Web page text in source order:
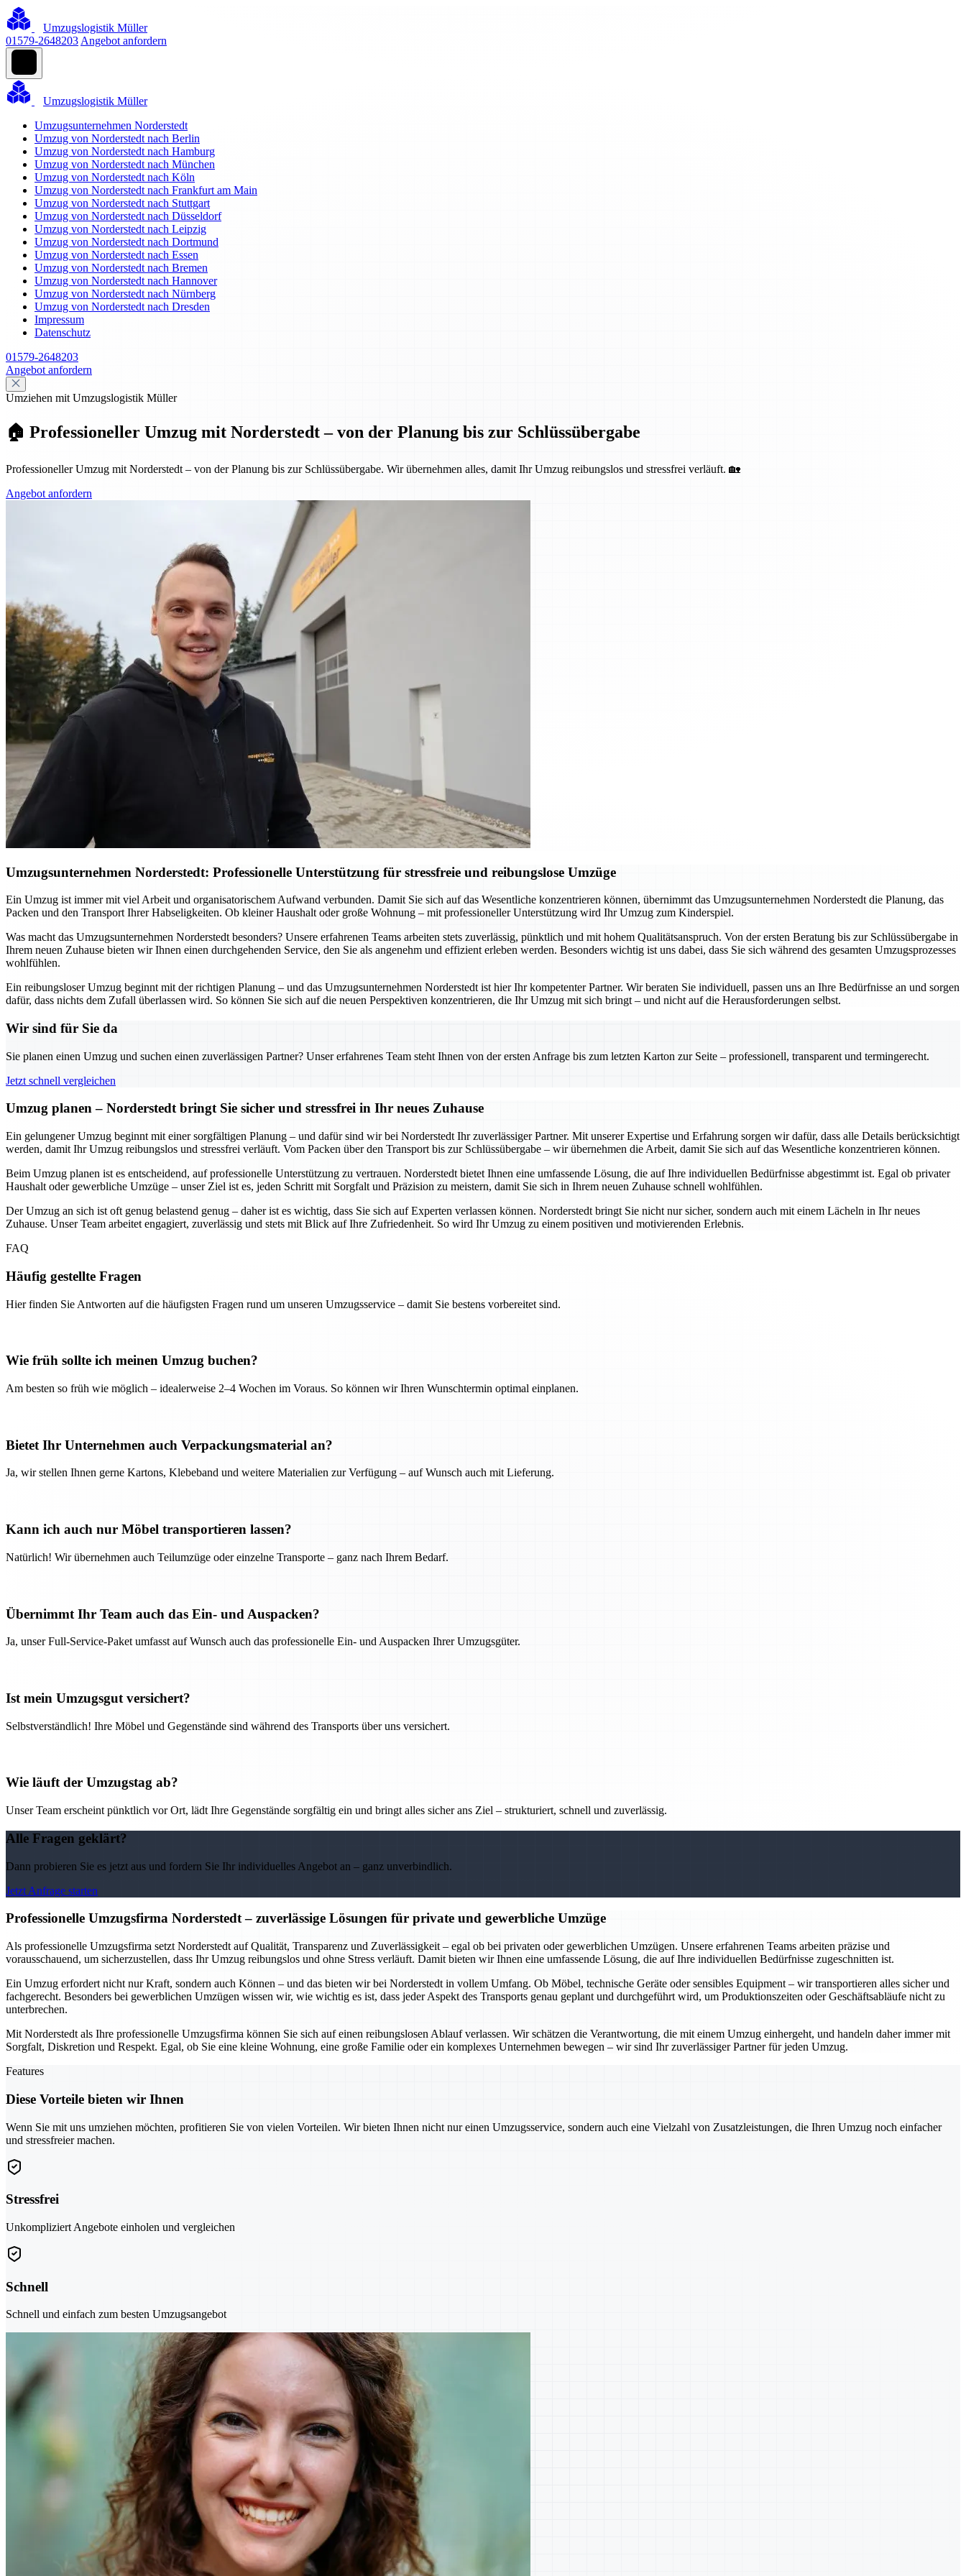
Umzugslogistik Müller
01579-2648203 Angebot anfordern
Umzugslogistik Müller
Umzugsunternehmen Norderstedt
Umzug von Norderstedt nach Berlin
Umzug von Norderstedt nach Hamburg
Umzug von Norderstedt nach München
Umzug von Norderstedt nach Köln
Umzug von Norderstedt nach Frankfurt am Main
Umzug von Norderstedt nach Stuttgart
Umzug von Norderstedt nach Düsseldorf
Umzug von Norderstedt nach Leipzig
Umzug von Norderstedt nach Dortmund
Umzug von Norderstedt nach Essen
Umzug von Norderstedt nach Bremen
Umzug von Norderstedt nach Hannover
Umzug von Norderstedt nach Nürnberg
Umzug von Norderstedt nach Dresden
Impressum
Datenschutz
01579-2648203
Angebot anfordern
Umziehen mit Umzugslogistik Müller
🏠 Professioneller Umzug mit Norderstedt – von der Planung bis zur Schlüssübergabe
Professioneller Umzug mit Norderstedt – von der Planung bis zur Schlüssübergabe. Wir übernehmen alles, damit Ihr Umzug reibungslos und stressfrei verläuft. 🏡
Angebot anfordern
Umzugsunternehmen Norderstedt: Professionelle Unterstützung für stressfreie und reibungslose Umzüge
Ein Umzug ist immer mit viel Arbeit und organisatorischem Aufwand verbunden. Damit Sie sich auf das Wesentliche konzentrieren können, übernimmt das Umzugsunternehmen Norderstedt die Planung, das
Packen und den Transport Ihrer Habseligkeiten. Ob kleiner Haushalt oder große Wohnung – mit professioneller Unterstützung wird Ihr Umzug zum Kinderspiel.
Was macht das Umzugsunternehmen Norderstedt besonders? Unsere erfahrenen Teams arbeiten stets zuverlässig, pünktlich und mit hohem Qualitätsanspruch. Von der ersten Beratung bis zur Schlüssübergabe in
Ihrem neuen Zuhause bieten wir Ihnen einen durchgehenden Service, den Sie als angenehm und effizient erleben werden. Besonders wichtig ist uns dabei, dass Sie sich während des gesamten Umzugsprozesses
wohlfühlen.
Ein reibungsloser Umzug beginnt mit der richtigen Planung – und das Umzugsunternehmen Norderstedt ist hier Ihr kompetenter Partner. Wir beraten Sie individuell, passen uns an Ihre Bedürfnisse an und sorgen
dafür, dass nichts dem Zufall überlassen wird. So können Sie sich auf die neuen Perspektiven konzentrieren, die Ihr Umzug mit sich bringt – und nicht auf die Herausforderungen selbst.
Wir sind für Sie da
Sie planen einen Umzug und suchen einen zuverlässigen Partner? Unser erfahrenes Team steht Ihnen von der ersten Anfrage bis zum letzten Karton zur Seite – professionell, transparent und termingerecht.
Jetzt schnell vergleichen
Umzug planen – Norderstedt bringt Sie sicher und stressfrei in Ihr neues Zuhause
Ein gelungener Umzug beginnt mit einer sorgfältigen Planung – und dafür sind wir bei Norderstedt Ihr zuverlässiger Partner. Mit unserer Expertise und Erfahrung sorgen wir dafür, dass alle Details berücksichtigt
werden, damit Ihr Umzug reibungslos und stressfrei verläuft. Vom Packen über den Transport bis zur Schlüssübergabe – wir übernehmen die Arbeit, damit Sie sich auf das Wesentliche konzentrieren können.
Beim Umzug planen ist es entscheidend, auf professionelle Unterstützung zu vertrauen. Norderstedt bietet Ihnen eine umfassende Lösung, die auf Ihre individuellen Bedürfnisse abgestimmt ist. Egal ob privater
Haushalt oder gewerbliche Umzüge – unser Ziel ist es, jeden Schritt mit Sorgfalt und Präzision zu meistern, damit Sie sich in Ihrem neuen Zuhause schnell wohlfühlen.
Der Umzug an sich ist oft genug belastend genug – daher ist es wichtig, dass Sie sich auf Experten verlassen können. Norderstedt bringt Sie nicht nur sicher, sondern auch mit einem Lächeln in Ihr neues
Zuhause. Unser Team arbeitet engagiert, zuverlässig und stets mit Blick auf Ihre Zufriedenheit. So wird Ihr Umzug zu einem positiven und motivierenden Erlebnis.
FAQ
Häufig gestellte Fragen
Hier finden Sie Antworten auf die häufigsten Fragen rund um unseren Umzugsservice – damit Sie bestens vorbereitet sind.
Wie früh sollte ich meinen Umzug buchen?
Am besten so früh wie möglich – idealerweise 2–4 Wochen im Voraus. So können wir Ihren Wunschtermin optimal einplanen.
Bietet Ihr Unternehmen auch Verpackungsmaterial an?
Ja, wir stellen Ihnen gerne Kartons, Klebeband und weitere Materialien zur Verfügung – auf Wunsch auch mit Lieferung.
Kann ich auch nur Möbel transportieren lassen?
Natürlich! Wir übernehmen auch Teilumzüge oder einzelne Transporte – ganz nach Ihrem Bedarf.
Übernimmt Ihr Team auch das Ein- und Auspacken?
Ja, unser Full-Service-Paket umfasst auf Wunsch auch das professionelle Ein- und Auspacken Ihrer Umzugsgüter.
Ist mein Umzugsgut versichert?
Selbstverständlich! Ihre Möbel und Gegenstände sind während des Transports über uns versichert.
Wie läuft der Umzugstag ab?
Unser Team erscheint pünktlich vor Ort, lädt Ihre Gegenstände sorgfältig ein und bringt alles sicher ans Ziel – strukturiert, schnell und zuverlässig.
Alle Fragen geklärt?
Dann probieren Sie es jetzt aus und fordern Sie Ihr individuelles Angebot an – ganz unverbindlich.
Jetzt Anfrage starten
Professionelle Umzugsfirma Norderstedt – zuverlässige Lösungen für private und gewerbliche Umzüge
Als professionelle Umzugsfirma setzt Norderstedt auf Qualität, Transparenz und Zuverlässigkeit – egal ob bei privaten oder gewerblichen Umzügen. Unsere erfahrenen Teams arbeiten präzise und
vorausschauend, um sicherzustellen, dass Ihr Umzug reibungslos und ohne Stress verläuft. Damit bieten wir Ihnen eine umfassende Lösung, die auf Ihre individuellen Bedürfnisse zugeschnitten ist.
Ein Umzug erfordert nicht nur Kraft, sondern auch Können – und das bieten wir bei Norderstedt in vollem Umfang. Ob Möbel, technische Geräte oder sensibles Equipment – wir transportieren alles sicher und
fachgerecht. Besonders bei gewerblichen Umzügen wissen wir, wie wichtig es ist, dass jeder Aspekt des Transports genau geplant und durchgeführt wird, um Produktionszeiten oder Geschäftsabläufe nicht zu
unterbrechen.
Mit Norderstedt als Ihre professionelle Umzugsfirma können Sie sich auf einen reibungslosen Ablauf verlassen. Wir schätzen die Verantwortung, die mit einem Umzug einhergeht, und handeln daher immer mit
Sorgfalt, Diskretion und Respekt. Egal, ob Sie eine kleine Wohnung, eine große Familie oder ein komplexes Unternehmen bewegen – wir sind Ihr zuverlässiger Partner für jeden Umzug.
Features
Diese Vorteile bieten wir Ihnen
Wenn Sie mit uns umziehen möchten, profitieren Sie von vielen Vorteilen. Wir bieten Ihnen nicht nur einen Umzugsservice, sondern auch eine Vielzahl von Zusatzleistungen, die Ihren Umzug noch einfacher
und stressfreier machen.
Stressfrei
Unkompliziert Angebote einholen und vergleichen
Schnell
Schnell und einfach zum besten Umzugsangebot